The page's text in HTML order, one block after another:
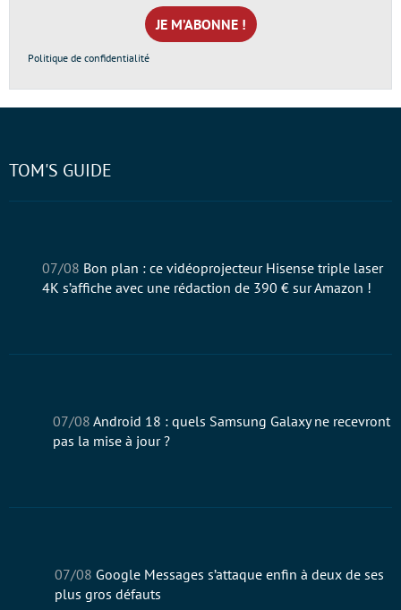
mail
*
Politique de confidentialité
TOM'S GUIDE
07/08 Android 18 : quels Samsung Galaxy ne recevront
pas la mise à jour ?
plus gros défauts
l’acheter à son lancement en septembre